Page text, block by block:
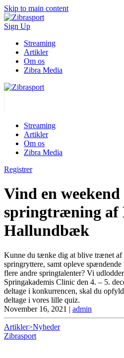
Skip to main content
Sign Up
Streaming
Artikler
Om os
Zibra Media
Streaming
Artikler
Om os
Zibra Media
Registrer
Vind en weekend
springtræning af
Hallundbæk
Kunne du tænke dig at blive trænet af
springryttere, samt opleve
flere andre springtalenter? Vi
Springakademis Clinic den 4. – 5.
deltage i konkurrencen, skal du
deltage i vores lille quiz.
November 16, 2021 | admin
Artikler>Nyheder
Zibrasport